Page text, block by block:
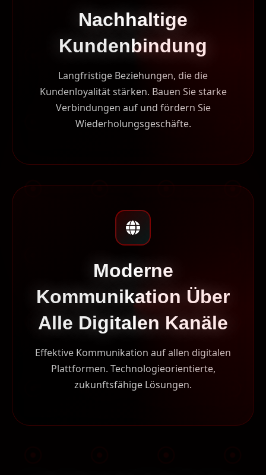
Nachhaltige
Kundenbindung
Langfristige Beziehungen, die die
Kundenloyalität stärken. Bauen Sie starke
Verbindungen auf und fördern Sie
Wiederholungsgeschäfte.
Moderne
Kommunikation Über
Alle Digitalen Kanäle
Effektive Kommunikation auf allen digitalen
Plattformen. Technologieorientierte,
zukunftsfähige Lösungen.